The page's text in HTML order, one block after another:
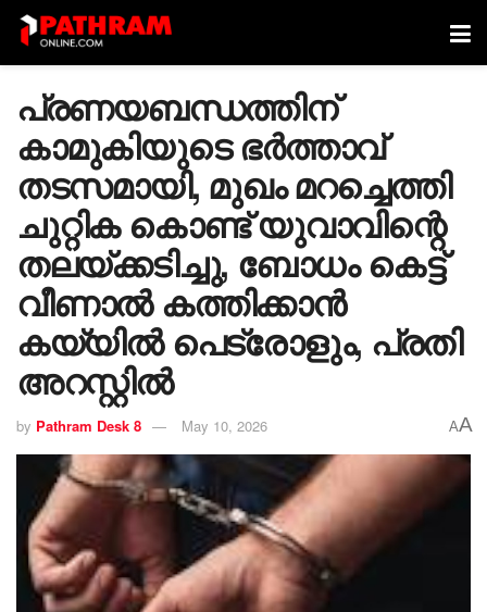
പ്രണയബന്ധത്തിന്
കാമുകിയുടെ ഭര്‍ത്താവ്
തടസമായി, മുഖം മറച്ചെത്തി
ചുറ്റിക കൊണ്ട് യുവാവിന്റെ
തലയ്ക്കടിച്ചു, ബോധം കെട്ട്
വീണാല്‍ കത്തിക്കാന്‍
കയ്യില്‍ പെട്രോളും, പ്രതി
അറസ്റ്റില്‍
by Pathram Desk 8 May 10, 2026 AA